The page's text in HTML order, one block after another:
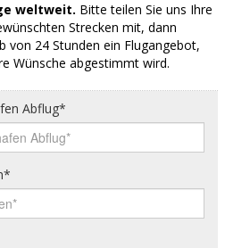
weltweit. Bitte teilen Sie uns Ihre
Strecken mit, dann
von 24 Stunden ein Flugangebot,
Wünsche abgestimmt wird.